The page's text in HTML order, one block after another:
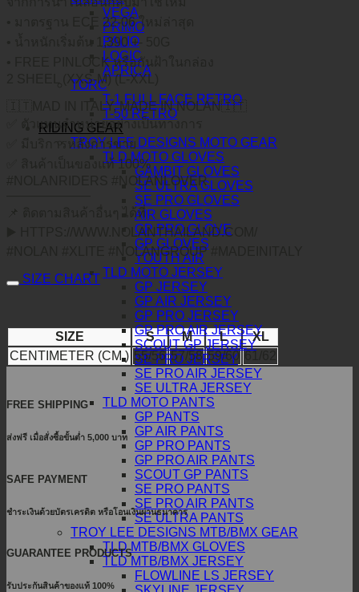
VEGA
PRIMO
PALIO
LOGIC
APRICA
TORC
T-1 FULL FACE RETRO
T-50 RETRO
RIDING GEAR
TROY LEE DESIGNS MOTO GEAR
TLD MOTO GLOVES
GAMBIT GLOVES
SE ULTRA GLOVES
SE PRO GLOVES
AIR GLOVES
GP PRO GLOVE
GP GLOVES
YOUTH AIR
TLD MOTO JERSEY
GP JERSEY
GP AIR JERSEY
GP PRO JERSEY
GP PRO AIR JERSEY
SCOUT GP JERSEY
SE PRO JERSEY
SE PRO AIR JERSEY
SE ULTRA JERSEY
TLD MOTO PANTS
GP PANTS
GP AIR PANTS
GP PRO PANTS
GP PRO AIR PANTS
SCOUT GP PANTS
SE PRO PANTS
SE PRO AIR PANTS
SE ULTRA PANTS
TROY LEE DESIGNS MTB/BMX GEAR
TLD MTB/BMX GLOVES
TLD MTB/BMX JERSEY
FLOWLINE LS JERSEY
• มาตรฐาน ECE 22-06 ใหม่ล่าสุด
• น้ำหนักเริ่มต้น 1,390 +- 50G
• FREE PINLOCK หรือกันฝ้าในกล่อง
2 SHEEL (XXS-M) (L-XXL)
🇮🇹MAD IN ITALY, MADE IN NOLAN🇮🇹
✅ ตัวแทนจำหน่ายอย่างเป็นทางการ
✅ มีบริการหลังการขาย
✅ สินค้าเป็นของแท้ 100%
#NOLANRIDERS #NOLANLOVER
📌 ติดตามสินค้าอื่นๆ ได้ที่
▶️ HTTPS://WWW.NOLANTHAILAND.COM/
#NOLAN #XLITE #NOLANGROUP #MADEINITALY
SIZE CHART
SIZE S M L
XL
CENTIMETER (CM.) 55/56 57/58 59/60
FREE SHIPPING
ส่งฟรี เมื่อสั่งซื้อขั้นต่ำ 5,000 บาท
SAFE PAYMENT
ชำระเงินด้วยบัตรเครดิต หรือโอนเงินผ่านธนาคาร
GUARANTEE PRODUCTS
รับประกันสินค้าของแท้ 100%